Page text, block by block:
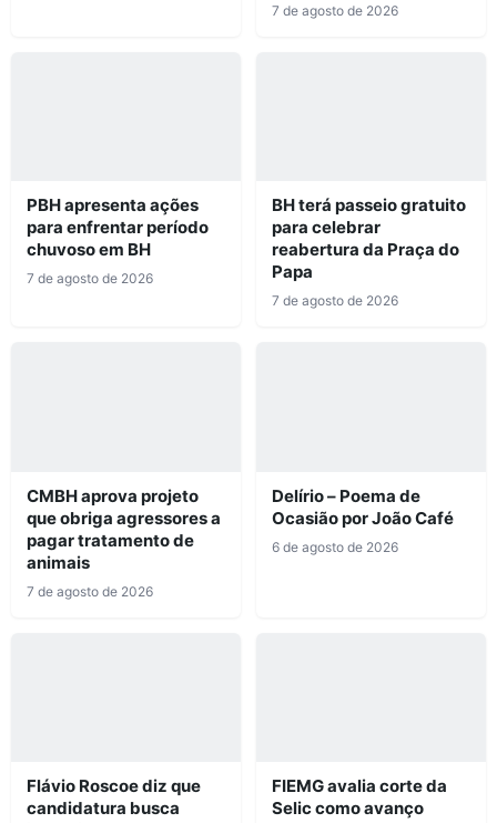
7 de agosto de 2026
PBH apresenta ações
para enfrentar período
chuvoso em BH
7 de agosto de 2026
BH terá passeio gratuito
para celebrar
reabertura da Praça do
Papa
7 de agosto de 2026
CMBH aprova projeto
que obriga agressores a
pagar tratamento de
animais
7 de agosto de 2026
Delírio – Poema de
Ocasião por João Café
6 de agosto de 2026
Flávio Roscoe diz que
candidatura busca
FIEMG avalia corte da
Selic como avanço